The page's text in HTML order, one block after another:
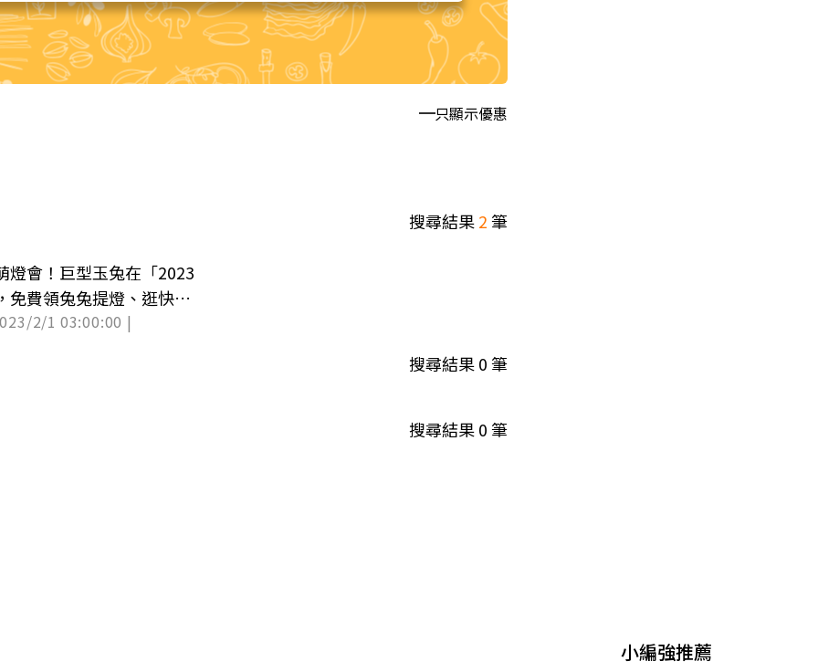
只顯示優惠
搜尋結果2筆
燈會！巨型玉兔在「2023
免費領兔兔提燈、逛快閃
2/1 03:00:00 |
搜尋結果0筆
搜尋結果0筆
小編強推薦